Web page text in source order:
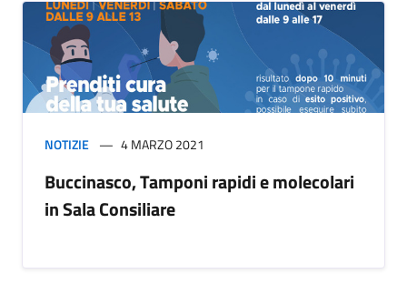
NOTIZIE 4 MARZO 2021
Buccinasco, Tamponi rapidi e molecolari
in Sala Consiliare